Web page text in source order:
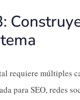
requiere múltiples
para SEO, redes